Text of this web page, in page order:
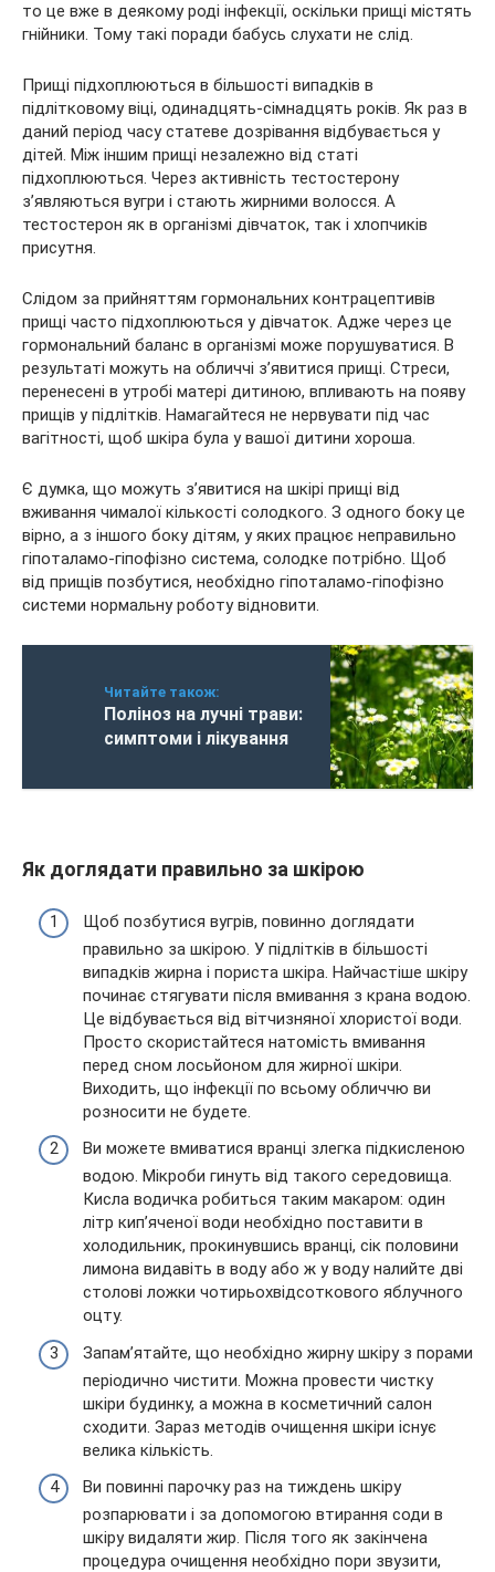
то це вже в деякому роді інфекції, оскільки прищі містять
гнійники. Тому такі поради бабусь слухати не слід.
Прищі підхоплюються в більшості випадків в
підлітковому віці, одинадцять-сімнадцять років. Як раз в
даний період часу статеве дозрівання відбувається у
дітей. Між іншим прищі незалежно від статі
підхоплюються. Через активність тестостерону
з’являються вугри і стають жирними волосся. А
тестостерон як в організмі дівчаток, так і хлопчиків
присутня.
Слідом за прийняттям гормональних контрацептивів
прищі часто підхоплюються у дівчаток. Адже через це
гормональний баланс в організмі може порушуватися. В
результаті можуть на обличчі з’явитися прищі. Стреси,
перенесені в утробі матері дитиною, впливають на появу
прищів у підлітків. Намагайтеся не нервувати під час
вагітності, щоб шкіра була у вашої дитини хороша.
Є думка, що можуть з’явитися на шкірі прищі від
вживання чималої кількості солодкого. З одного боку це
вірно, а з іншого боку дітям, у яких працює неправильно
гіпоталамо-гіпофізно система, солодке потрібно. Щоб
від прищів позбутися, необхідно гіпоталамо-гіпофізно
системи нормальну роботу відновити.
Читайте також:
Поліноз на лучні трави:
симптоми і лікування
Як доглядати правильно за шкірою
Щоб позбутися вугрів, повинно доглядати
правильно за шкірою. У підлітків в більшості
випадків жирна і пориста шкіра. Найчастіше шкіру
починає стягувати після вмивання з крана водою.
Це відбувається від вітчизняної хлористої води.
Просто скористайтеся натомість вмивання
перед сном лосьйоном для жирної шкіри.
Виходить, що інфекції по всьому обличчю ви
розносити не будете.
Ви можете вмиватися вранці злегка підкисленою
водою. Мікроби гинуть від такого середовища.
Кисла водичка робиться таким макаром: один
літр кип’яченої води необхідно поставити в
холодильник, прокинувшись вранці, сік половини
лимона видавіть в воду або ж у воду налийте дві
столові ложки чотирьохвідсоткового яблучного
оцту.
Запам’ятайте, що необхідно жирну шкіру з порами
періодично чистити. Можна провести чистку
шкіри будинку, а можна в косметичний салон
сходити. Зараз методів очищення шкіри існує
велика кількість.
Ви повинні парочку раз на тиждень шкіру
розпарювати і за допомогою втирання соди в
шкіру видаляти жир. Після того як закінчена
процедура очищення необхідно пори звузити,